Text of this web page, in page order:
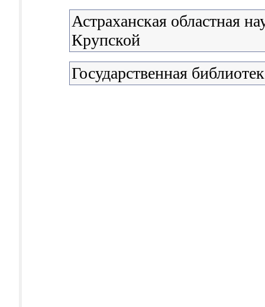
Астраханская областная
Крупской
Государственная